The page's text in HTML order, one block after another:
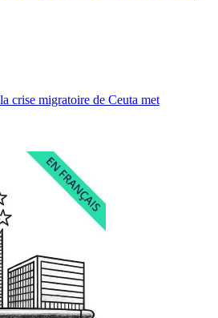
crise migratoire de Ceuta met